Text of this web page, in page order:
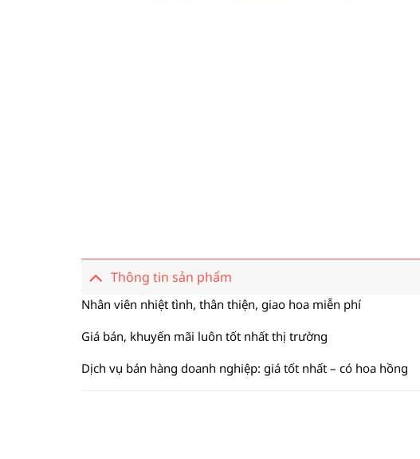
Thông tin sản phẩm
Nhân viên nhiệt tình, thân thiện, giao hoa miễn phí
Giá bán, khuyến mãi luôn tốt nhất thị trường
Dịch vụ bán hàng doanh nghiệp: giá tốt nhất – có hoa hồng